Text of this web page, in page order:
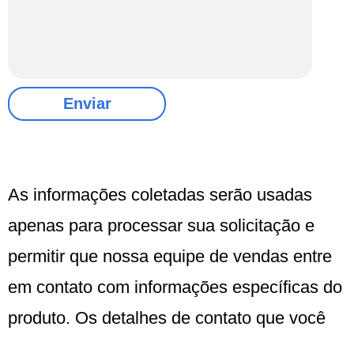
As informações coletadas serão usadas
apenas para processar sua solicitação e
permitir que nossa equipe de vendas entre
em contato com informações específicas do
produto. Os detalhes de contato que você